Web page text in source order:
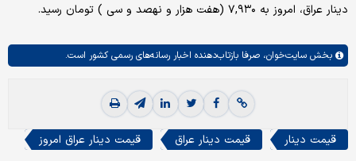
دینار عراق، امروز به ۷,۹۳۰ (هفت هزار و نهصد و سی ) تومان رسید.
بخش سایت‌خوان، صرفا بازتاب‌دهنده اخبار رسانه‌های رسمی کشور است.
قیمت دینار قیمت دینار عراق قیمت دینار عراق امروز